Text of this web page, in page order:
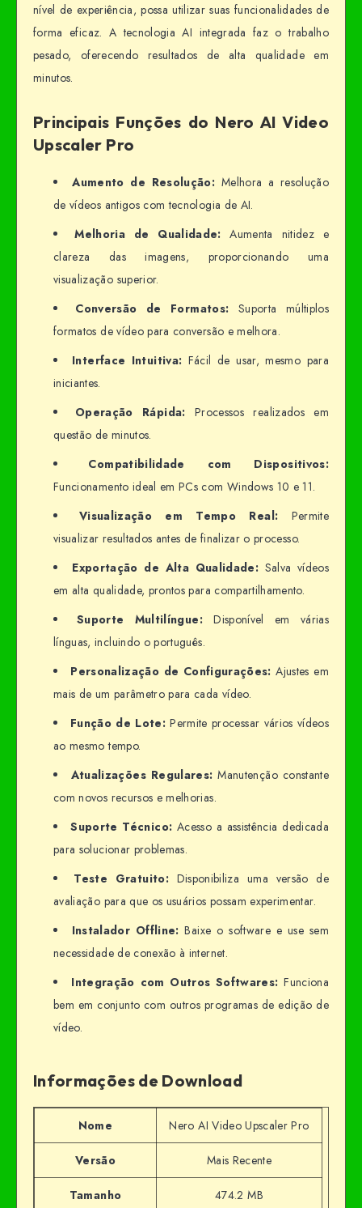
nível de experiência, possa utilizar suas funcionalidades de
forma eficaz. A tecnologia AI integrada faz o trabalho
pesado, oferecendo resultados de alta qualidade em
minutos.
Principais Funções do Nero AI Video
Upscaler Pro
Aumento de Resolução: Melhora a resolução
de vídeos antigos com tecnologia de AI.
Melhoria de Qualidade: Aumenta nitidez e
clareza das imagens, proporcionando uma
visualização superior.
Conversão de Formatos: Suporta múltiplos
formatos de vídeo para conversão e melhora.
Interface Intuitiva: Fácil de usar, mesmo para
iniciantes.
Operação Rápida: Processos realizados em
questão de minutos.
Compatibilidade com Dispositivos:
Funcionamento ideal em PCs com Windows 10 e 11.
Visualização em Tempo Real: Permite
visualizar resultados antes de finalizar o processo.
Exportação de Alta Qualidade: Salva vídeos
em alta qualidade, prontos para compartilhamento.
Suporte Multilíngue:Disponível em várias
línguas, incluindo o português.
Personalização de Configurações: Ajustes em
mais de um parâmetro para cada vídeo.
Função de Lote: Permite processar vários vídeos
ao mesmo tempo.
Atualizações Regulares: Manutenção constante
com novos recursos e melhorias.
Suporte Técnico: Acesso a assistência dedicada
para solucionar problemas.
Teste Gratuito:Disponibiliza uma versão de
avaliação para que os usuários possam experimentar.
Instalador Offline: Baixe o software e use sem
necessidade de conexão à internet.
Integração com Outros Softwares: Funciona
bem em conjunto com outros programas de edição de
vídeo.
Informações de Download
Nome Nero AI Video Upscaler Pro
Versão Mais Recente
Tamanho 474.2 MB